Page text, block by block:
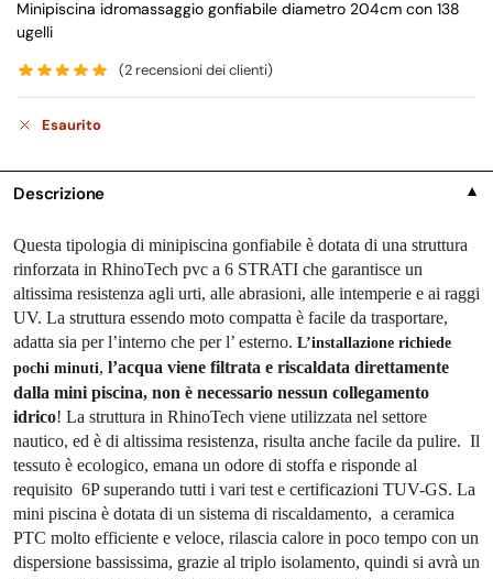
Minipiscina idromassaggio gonfiabile diametro 204cm con 138
ugelli
(2 recensioni dei clienti)
Esaurito
Descrizione ▼
Questa tipologia di minipiscina gonfiabile è dotata di una struttura
rinforzata in RhinoTech pvc a 6 STRATI che garantisce un
altissima resistenza agli urti, alle abrasioni, alle intemperie e ai raggi
UV. La struttura essendo moto compatta è facile da trasportare,
adatta sia per l’interno che per l’ esterno. L’installazione richiede
pochi minuti, l’acqua viene filtrata e riscaldata direttamente
dalla mini piscina, non è necessario nessun collegamento
idrico! La struttura in RhinoTech viene utilizzata nel settore
nautico, ed è di altissima resistenza, risulta anche facile da pulire. Il
tessuto è ecologico, emana un odore di stoffa e risponde al
requisito 6P superando tutti i vari test e certificazioni TUV-GS. La
mini piscina è dotata di un sistema di riscaldamento, a ceramica
PTC molto efficiente e veloce, rilascia calore in poco tempo con un
dispersione bassissima, grazie al triplo isolamento, quindi si avrà un